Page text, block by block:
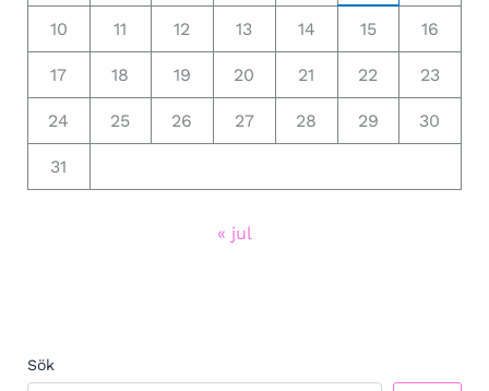
10 11 12 13 14 15 16
17 18 19 20 21 22 23
24 25 26 27 28 29 30
31
« jul
Sök